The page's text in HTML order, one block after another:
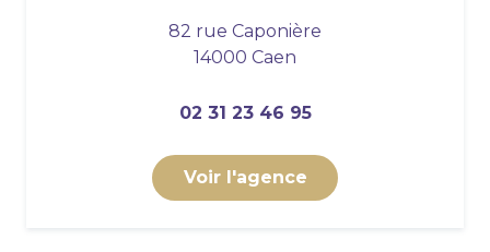
82 rue Caponière
14000 Caen
02 31 23 46 95
Voir l'agence